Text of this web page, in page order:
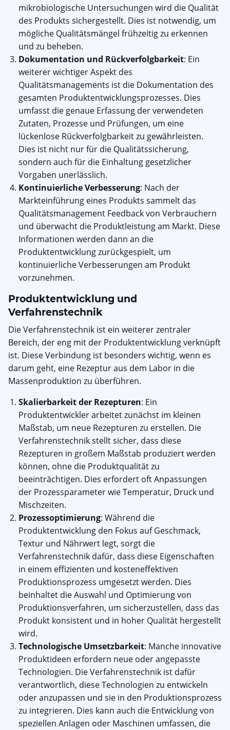
mikrobiologische Untersuchungen wird die Qualität
des Produkts sichergestellt. Dies ist notwendig, um
mögliche Qualitätsmängel frühzeitig zu erkennen
und zu beheben.
Dokumentation und Rückverfolgbarkeit: Ein
weiterer wichtiger Aspekt des
Qualitätsmanagements ist die Dokumentation des
gesamten Produktentwicklungsprozesses. Dies
umfasst die genaue Erfassung der verwendeten
Zutaten, Prozesse und Prüfungen, um eine
lückenlose Rückverfolgbarkeit zu gewährleisten.
Dies ist nicht nur für die Qualitätssicherung,
sondern auch für die Einhaltung gesetzlicher
Vorgaben unerlässlich.
Kontinuierliche Verbesserung: Nach der
Markteinführung eines Produkts sammelt das
Qualitätsmanagement Feedback von Verbrauchern
und überwacht die Produktleistung am Markt. Diese
Informationen werden dann an die
Produktentwicklung zurückgespielt, um
kontinuierliche Verbesserungen am Produkt
vorzunehmen.
Produktentwicklung und
Verfahrenstechnik
Die Verfahrenstechnik ist ein weiterer zentraler
Bereich, der eng mit der Produktentwicklung verknüpft
ist. Diese Verbindung ist besonders wichtig, wenn es
darum geht, eine Rezeptur aus dem Labor in die
Massenproduktion zu überführen.
Skalierbarkeit der Rezepturen: Ein
Produktentwickler arbeitet zunächst im kleinen
Maßstab, um neue Rezepturen zu erstellen. Die
Verfahrenstechnik stellt sicher, dass diese
Rezepturen in großem Maßstab produziert werden
können, ohne die Produktqualität zu
beeinträchtigen. Dies erfordert oft Anpassungen
der Prozessparameter wie Temperatur, Druck und
Mischzeiten.
Prozessoptimierung: Während die
Produktentwicklung den Fokus auf Geschmack,
Textur und Nährwert legt, sorgt die
Verfahrenstechnik dafür, dass diese Eigenschaften
in einem effizienten und kosteneffektiven
Produktionsprozess umgesetzt werden. Dies
beinhaltet die Auswahl und Optimierung von
Produktionsverfahren, um sicherzustellen, dass das
Produkt konsistent und in hoher Qualität hergestellt
wird.
Technologische Umsetzbarkeit: Manche innovative
Produktideen erfordern neue oder angepasste
Technologien. Die Verfahrenstechnik ist dafür
verantwortlich, diese Technologien zu entwickeln
oder anzupassen und sie in den Produktionsprozess
zu integrieren. Dies kann auch die Entwicklung von
speziellen Anlagen oder Maschinen umfassen, die